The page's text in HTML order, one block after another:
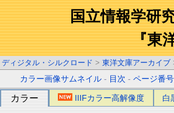
国立情報学研
『東
ディジタル・シルクロード > 東洋文庫アーカイブ
カラー画像サムネイル - 目次 -ページ番号
カラー IIIFカラー高解像度 白